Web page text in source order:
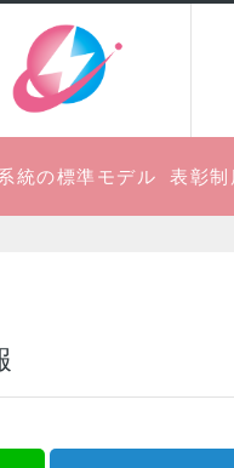
統の標準モデル 表彰制